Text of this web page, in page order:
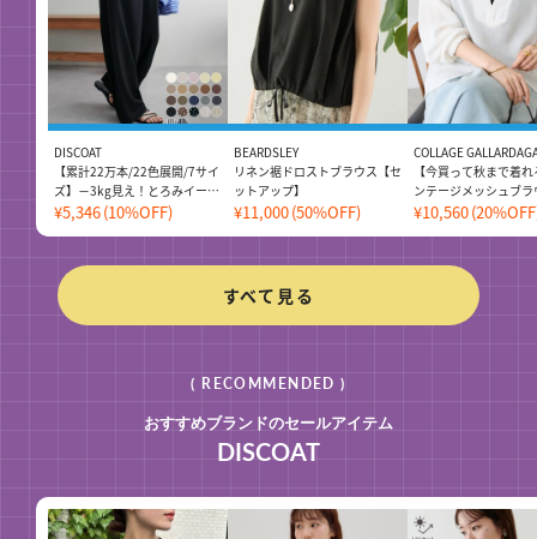
DISCOAT
【累計22万本/22色展開/7サイ
ズ】－3kg見え！とろみイージ
ーパンツ≪メンズサイズあり≫
¥5,346(10%OFF)
BEARDSLEY
リネン裾ドロストブラウス【セ
ットアップ】
¥11,000(50%OFF)
COLLAGE
【今買って秋まで着
ンテージメッシュブ
アー
¥10,560
すべて見る
( RECOMMENDED )
おすすめブランドのセールアイテム
DISCOAT